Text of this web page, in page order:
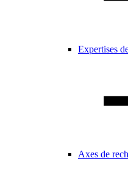
Expertises
Axes de